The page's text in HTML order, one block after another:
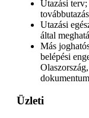
Utazási
Utazási
által
Más
belépési
Üzleti